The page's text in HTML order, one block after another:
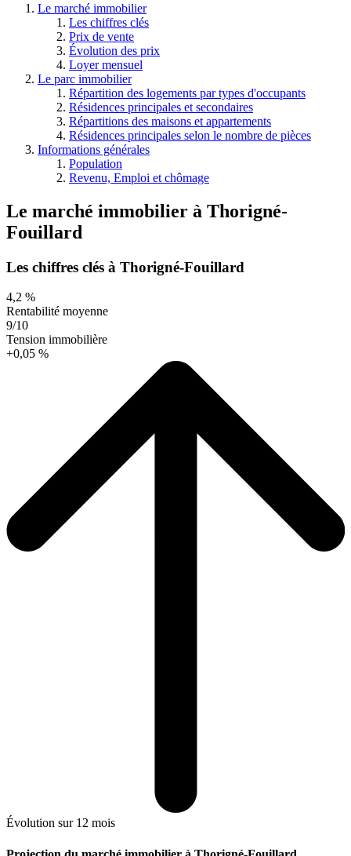
Le marché immobilier
Les chiffres clés
Prix de vente
Évolution des prix
Loyer mensuel
Le parc immobilier
Répartition des logements par types d'occupants
Résidences principales et secondaires
Répartitions des maisons et appartements
Résidences principales selon le nombre de pièces
Informations générales
Population
Revenu, Emploi et chômage
Le marché immobilier à Thorigné-
Fouillard
Les chiffres clés à Thorigné-Fouillard
4,2 %
Rentabilité moyenne
9/10
Tension immobilière
+0,05 %
Évolution sur 12 mois